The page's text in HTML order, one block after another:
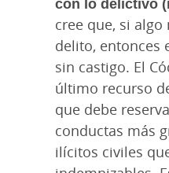
cree que, si
delito, entonces
sin castigo. El
último recurso
que debe
conductas más
ilícitos civiles